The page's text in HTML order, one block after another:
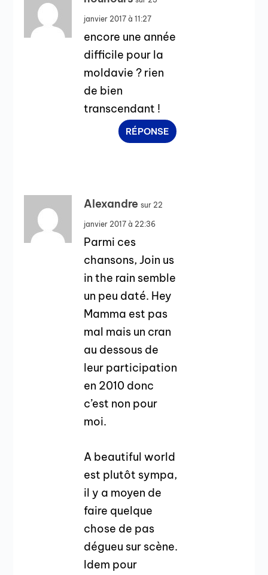
janvier 2017 à 11:27
encore une année
difficile pour la
moldavie ? rien
de bien
transcendant !
RÉPONSE
Alexandre sur 22
janvier 2017 à 22:36
Parmi ces
chansons, Join us
in the rain semble
un peu daté. Hey
Mamma est pas
mal mais un cran
au dessous de
leur participation
en 2010 donc
c’est non pour
moi.
A beautiful world
est plutôt sympa,
il y a moyen de
faire quelque
chose de pas
dégueu sur scène.
Idem pour